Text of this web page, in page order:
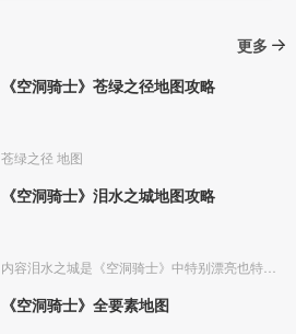
更多
《空洞骑士》苍绿之径地图攻略
苍绿之径 地图
《空洞骑士》泪水之城地图攻略
《空洞骑士》全要素地图